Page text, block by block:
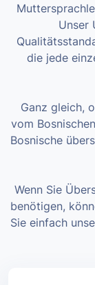
Unser
die jede
Ganz gleich,
vom
Bosnische
Wenn Sie
benötigen,
Sie einfach